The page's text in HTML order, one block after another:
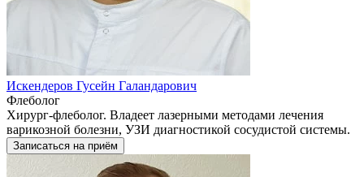
Искендеров Гусейн Галандарович
Флеболог
Хирург-флеболог. Владеет лазерными методами лечения
варикозной болезни, УЗИ диагностикой сосудистой системы.
Записаться на приём